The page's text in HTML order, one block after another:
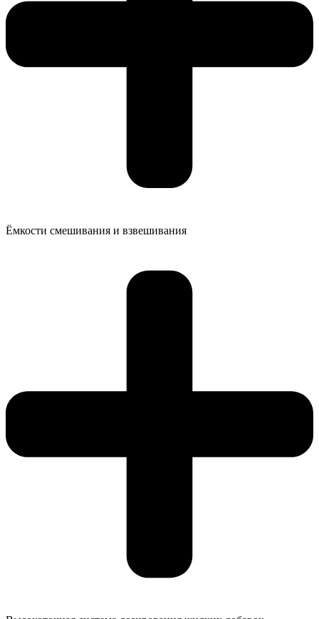
Ёмкости смешивания и взвешивания